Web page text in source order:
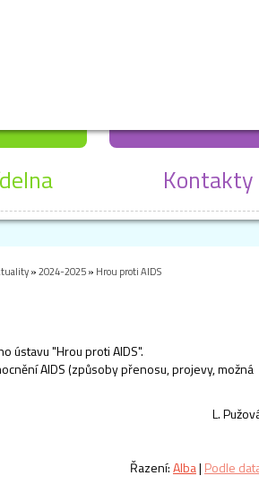
Kontakty
»2024-2025» Hrou proti AIDS
ústavu "Hrou proti AIDS".
AIDS (způsoby přenosu, projevy, možná
L.
Řazení:Alba| Podle